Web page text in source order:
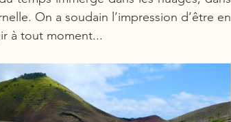
On a soudain l’impression d’être en
à tout moment...